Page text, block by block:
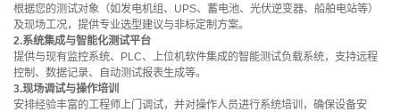
根据您的测试对象（如发电机组、UPS、蓄电池、光伏逆变器、船舶电站等）
及现场工况，提供专业选型建议与非标定制方案。
2.系统集成与智能化测试平台
提供与现有监控系统、PLC、上位机软件集成的智能测试负载系统，支持远程
控制、数据记录、自动测试报表生成等。
3.现场调试与操作培训
安排经验丰富的工程师上门调试，并对操作人员进行系统培训，确保设备安